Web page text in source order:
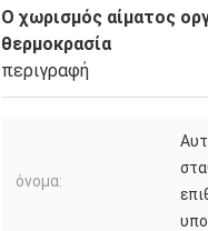
Ο χωρισμός αίματος
θερμοκρασία
περιγραφή
όνομα: